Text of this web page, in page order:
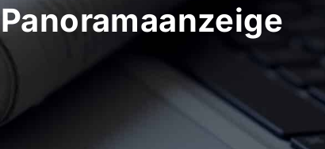
Panoramaanzeige